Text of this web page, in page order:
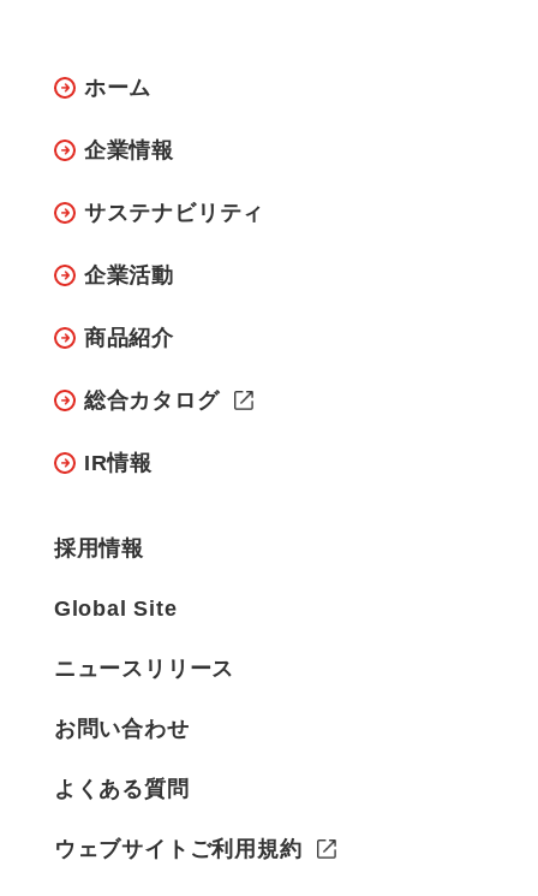
ホーム
企業情報
サステナビリティ
企業活動
商品紹介
総合カタログ
IR情報
採用情報
Global Site
ニュースリリース
お問い合わせ
よくある質問
ウェブサイトご利用規約